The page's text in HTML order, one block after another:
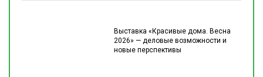
Выставка «Красивые дома. Весна
2026» — деловые возможности и
новые перспективы